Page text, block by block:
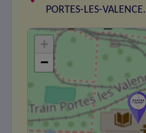
PORTES-LES-VALENCE.
+
−